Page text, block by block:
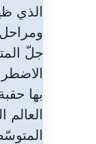
الذي
جلّ
بها
العالم